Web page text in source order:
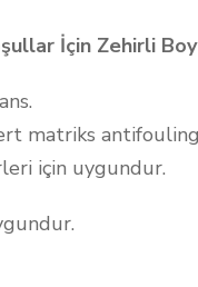
İçin Zehirli
matriks
için uygundur.